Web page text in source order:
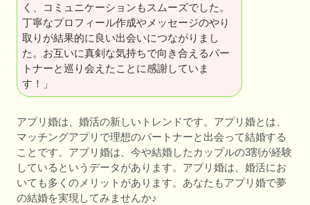
く、コミュニケーションもスムーズでした。
丁寧なプロフィール作成やメッセージのやり
取りが結果的に良い出会いにつながりまし
た。お互いに真剣な気持ちで向き合えるパー
トナーと巡り会えたことに感謝していま
す！」
アプリ婚は、婚活の新しいトレンドです。アプリ婚とは、
マッチングアプリで理想のパートナーと出会って結婚する
ことです。アプリ婚は、今や結婚したカップルの3割が経験
しているというデータがあります。アプリ婚は、婚活にお
いても多くのメリットがあります。あなたもアプリ婚で夢
の結婚を実現してみませんか♪